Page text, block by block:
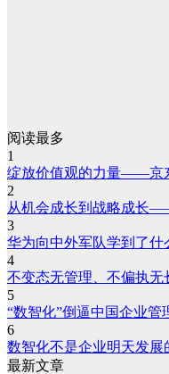
阅读最多
1
绽放价值观的力量——京
2
从机会成长到战略成长
3
华为向中外军队学到了什
4
不变态无管理、不偏执
5
“数智化”倒逼中国企业管
6
数智化不是企业明天发展
最新文章